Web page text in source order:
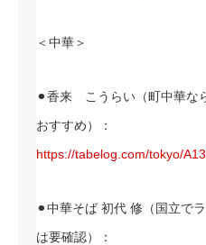
＜中華＞
⚫︎香来 こうらい（町中華な
おすすめ）：
https://tabelog.com/tokyo/
⚫︎中華そば 初代 修（国立で
は要確認）：